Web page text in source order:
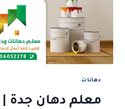
معلم
بويه
جده
حراج
دهانات